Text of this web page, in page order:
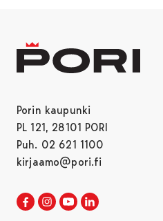
Porin kaupunki
PL 121, 28101 PORI
Puh. 02 621 1100
kirjaamo@pori.fi
Porin kaupunki
Avautuu uudessa
Porin kaupunki
Avautuu uudessa
Porin kaupunki
Avautuu uudessa